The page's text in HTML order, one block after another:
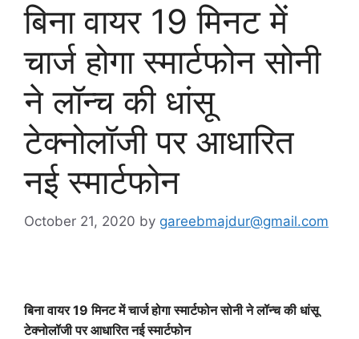
बिना वायर 19 मिनट में
चार्ज होगा स्मार्टफोन सोनी
ने लॉन्च की धांसू
टेक्नोलॉजी पर आधारित
नई स्मार्टफोन
October 21, 2020 by gareebmajdur@gmail.com
बिना वायर 19 मिनट में चार्ज होगा स्मार्टफोन सोनी ने लॉन्च की धांसू
टेक्नोलॉजी पर आधारित नई स्मार्टफोन